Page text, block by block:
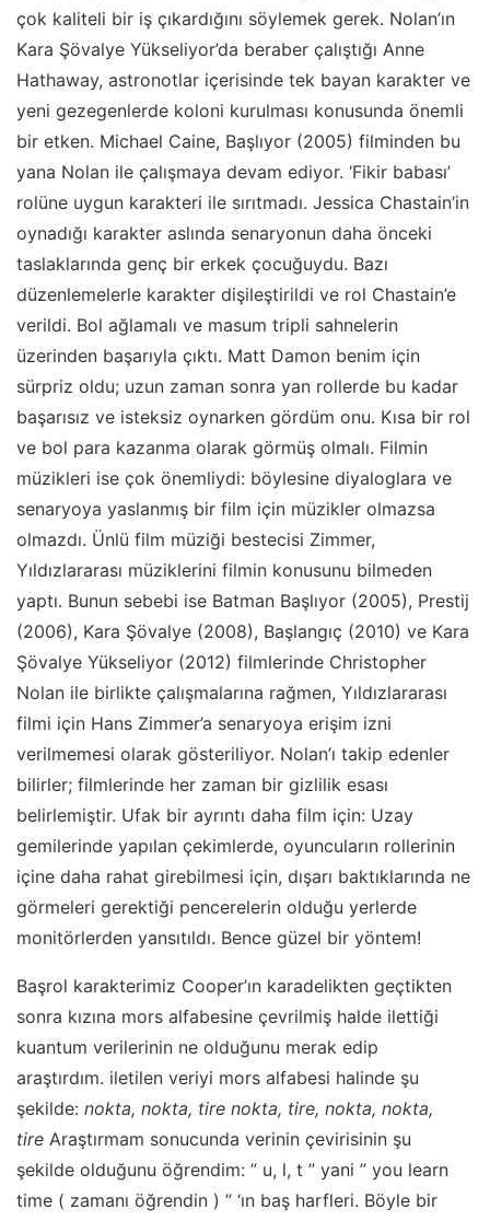
çok kaliteli bir iş çıkardığını söylemek gerek. Nolan’ın
Kara Şövalye Yükseliyor’da beraber çalıştığı Anne
Hathaway, astronotlar içerisinde tek bayan karakter ve
yeni gezegenlerde koloni kurulması konusunda önemli
bir etken. Michael Caine, Başlıyor (2005) filminden bu
yana Nolan ile çalışmaya devam ediyor. ‘Fikir babası’
rolüne uygun karakteri ile sırıtmadı. Jessica Chastain’in
oynadığı karakter aslında senaryonun daha önceki
taslaklarında genç bir erkek çocuğuydu. Bazı
düzenlemelerle karakter dişileştirildi ve rol Chastain’e
verildi. Bol ağlamalı ve masum tripli sahnelerin
üzerinden başarıyla çıktı. Matt Damon benim için
sürpriz oldu; uzun zaman sonra yan rollerde bu kadar
başarısız ve isteksiz oynarken gördüm onu. Kısa bir rol
ve bol para kazanma olarak görmüş olmalı. Filmin
müzikleri ise çok önemliydi: böylesine diyaloglara ve
senaryoya yaslanmış bir film için müzikler olmazsa
olmazdı. Ünlü film müziği bestecisi Zimmer,
Yıldızlararası müziklerini filmin konusunu bilmeden
yaptı. Bunun sebebi ise Batman Başlıyor (2005), Prestij
(2006), Kara Şövalye (2008), Başlangıç (2010) ve Kara
Şövalye Yükseliyor (2012) filmlerinde Christopher
Nolan ile birlikte çalışmalarına rağmen, Yıldızlararası
filmi için Hans Zimmer’a senaryoya erişim izni
verilmemesi olarak gösteriliyor. Nolan’ı takip edenler
bilirler; filmlerinde her zaman bir gizlilik esası
belirlemiştir. Ufak bir ayrıntı daha film için: Uzay
gemilerinde yapılan çekimlerde, oyuncuların rollerinin
içine daha rahat girebilmesi için, dışarı baktıklarında ne
görmeleri gerektiği pencerelerin olduğu yerlerde
monitörlerden yansıtıldı. Bence güzel bir yöntem!
Başrol karakterimiz Cooper’ın karadelikten geçtikten
sonra kızına mors alfabesine çevrilmiş halde ilettiği
kuantum verilerinin ne olduğunu merak edip
araştırdım. iletilen veriyi mors alfabesi halinde şu
şekilde: nokta, nokta, tire nokta, tire, nokta, nokta,
tire Araştırmam sonucunda verinin çevirisinin şu
şekilde olduğunu öğrendim: ” u, l, t ” yani ” you learn
time ( zamanı öğrendin ) ” ‘ın baş harfleri. Böyle bir